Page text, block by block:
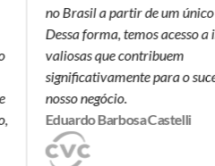
no Brasil a partir de um único
Dessa forma, temos acesso a
valiosas que contribuem
significativamente para o
nosso negócio.
Eduardo Barbosa Castelli